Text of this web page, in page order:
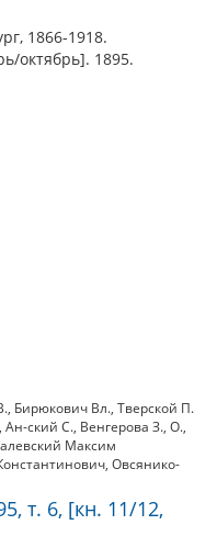
1866-1918.
октябрь]. 1895.
, Бирюкович Вл., Тверской П.
, Ан-ский С., Венгерова З., О.,
Максим
, Овсянико-
т. 6, [кн. 11/12,